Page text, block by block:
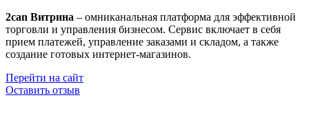
2can Витрина – омниканальная платформа для эффективной
торговли и управления бизнесом. Сервис включает в себя
прием платежей, управление заказами и складом, а также
создание готовых интернет-магазинов.
Перейти на сайт
Оставить отзыв